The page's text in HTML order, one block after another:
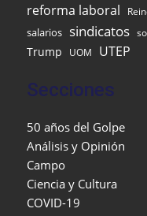
reforma laboral
salarios sindicatos
Trump UOM UTEP
Secciones
50 años del Golpe
Análisis y Opinión
Campo
Ciencia y Cultura
COVID-19